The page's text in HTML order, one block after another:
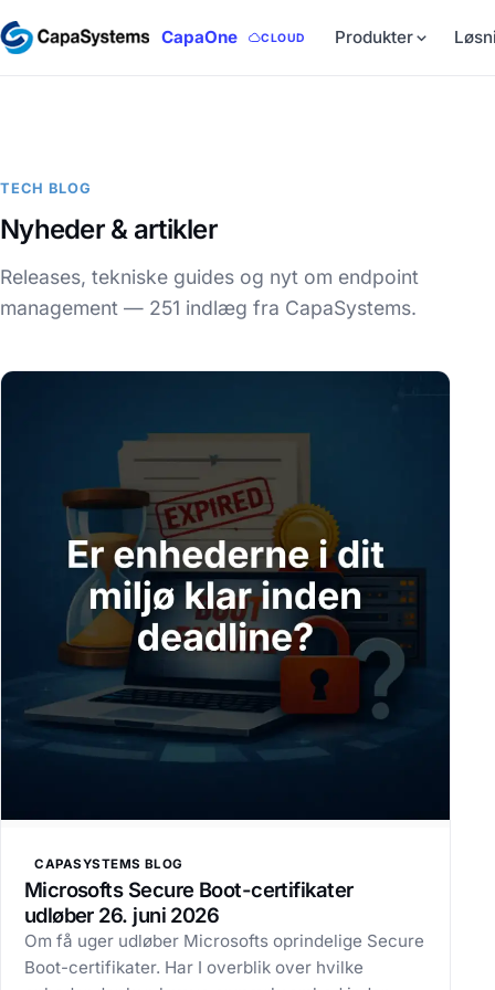
CapaOne CLOUD Produkter
TECH BLOG
Nyheder & artikler
Releases, tekniske guides og nyt om endpoint
management — 251 indlæg fra CapaSystems.
CAPASYSTEMS BLOG
Microsofts Secure Boot-certifikater
udløber 26. juni 2026
Om få uger udløber Microsofts oprindelige Secure
Boot-certifikater. Har I overblik over hvilke